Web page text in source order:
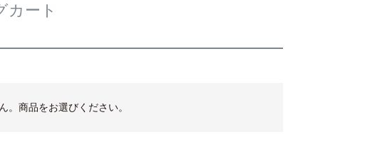
カート
。商品をお選びください。